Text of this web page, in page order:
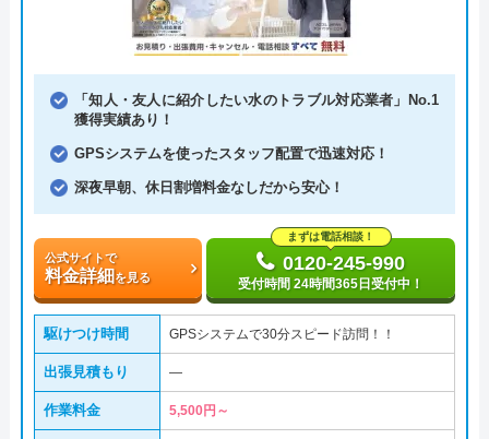
「知人・友人に紹介したい水のトラブル対応業者」No.1
獲得実績あり！
GPSシステムを使ったスタッフ配置で迅速対応！
深夜早朝、休日割増料金なしだから安心！
公式サイトで
料金詳細を見る
まずは電話相談！
0120-245-990
受付時間 24時間365日受付中！
駆けつけ時間 GPSシステムで30分スピード訪問！！
出張見積もり ―
作業料金 5,500円～